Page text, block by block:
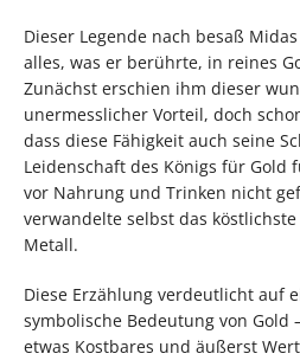
Dieser Legende nach besaß
alles, was er berührte, in reines
Zunächst erschien ihm dieser
unermesslicher Vorteil, doch
dass diese Fähigkeit auch seine
Leidenschaft des Königs für Gold
vor Nahrung und Trinken nicht
verwandelte selbst das
Metall.
Diese Erzählung verdeutlicht auf
symbolische Bedeutung von Gold
etwas Kostbares und äußerst